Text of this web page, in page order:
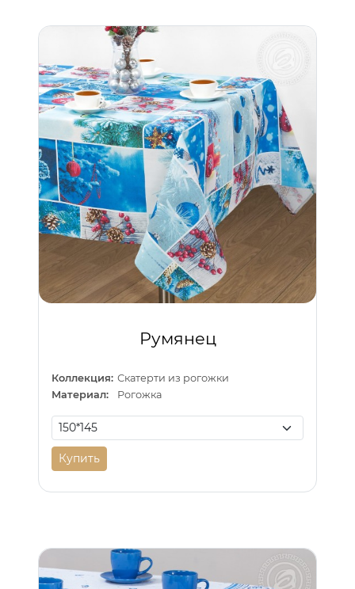
Румянец
Коллекция: Скатерти из рогожки
Материал:
Рогожка
Купить